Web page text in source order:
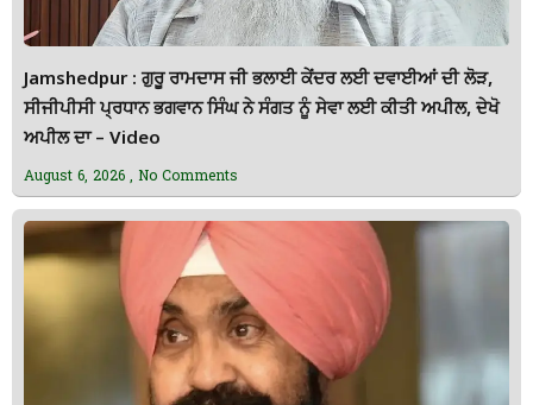
Jamshedpur : ਗੁਰੂ ਰਾਮਦਾਸ ਜੀ ਭਲਾਈ ਕੇਂਦਰ ਲਈ ਦਵਾਈਆਂ ਦੀ ਲੋੜ,
ਸੀਜੀਪੀਸੀ ਪ੍ਰਧਾਨ ਭਗਵਾਨ ਸਿੰਘ ਨੇ ਸੰਗਤ ਨੂੰ ਸੇਵਾ ਲਈ ਕੀਤੀ ਅਪੀਲ, ਦੇਖੋ
ਅਪੀਲ ਦਾ – Video
August 6, 2026 No Comments